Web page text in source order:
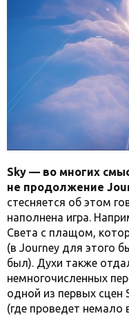
Sky — во многих
не продолжение
стесняется об этом
наполнена игра.
Света с плащом,
(в Journey для этого
был). Духи также
немногочисленных
одной из первых сцен
(где проведет немало